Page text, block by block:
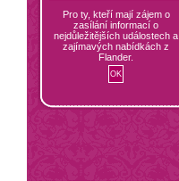
Pro ty, kteří mají zájem o
zasílání informací o
nejdůležitějších událostech a
zajímavých nabídkách z
Flander.